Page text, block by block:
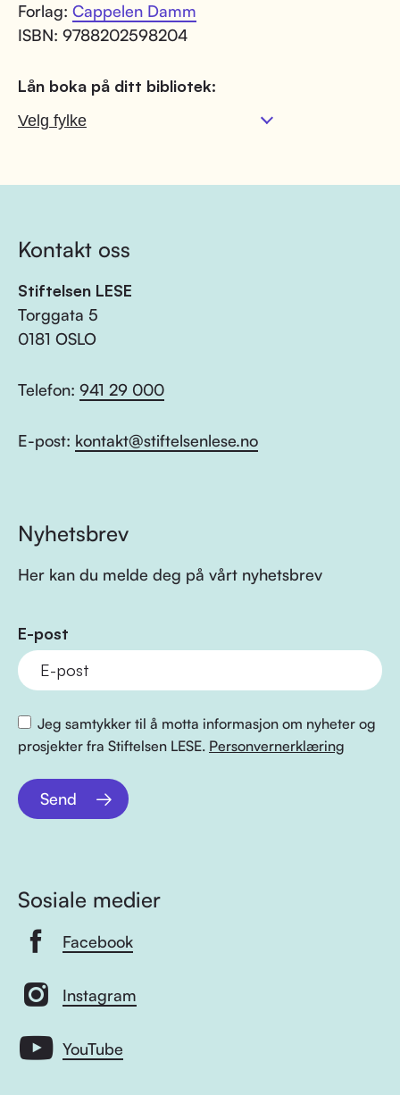
Forlag: Cappelen Damm
ISBN: 9788202598204
Lån boka på ditt bibliotek:
Kontakt oss
Stiftelsen LESE
Torggata 5
0181 OSLO
Telefon: 941 29 000
E-post: kontakt@stiftelsenlese.no
Nyhetsbrev
Her kan du melde deg på vårt nyhetsbrev
E-post
Jeg samtykker til å motta informasjon om nyheter og
prosjekter fra Stiftelsen LESE. Personvernerklæring
Send
Sosiale medier
Facebook
Instagram
YouTube